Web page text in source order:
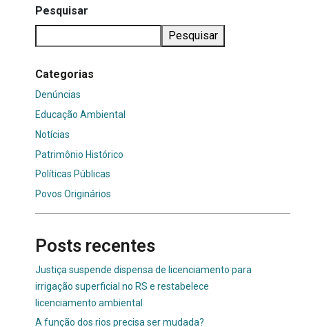
Pesquisar
Pesquisar
Categorias
Denúncias
Educação Ambiental
Notícias
Patrimônio Histórico
Políticas Públicas
Povos Originários
Posts recentes
Justiça suspende dispensa de licenciamento para
irrigação superficial no RS e restabelece
licenciamento ambiental
A função dos rios precisa ser mudada?